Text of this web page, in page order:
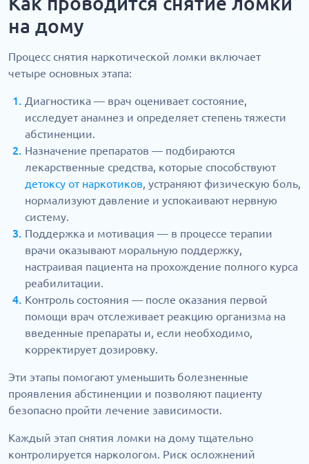
на дому
Процесс снятия наркотической ломки включает
четыре основных этапа:
Диагностика — врач оценивает состояние,
исследует анамнез и определяет степень тяжести
абстиненции.
Назначение препаратов — подбираются
лекарственные средства, которые способствуют
детоксу от наркотиков, устраняют физическую боль,
нормализуют давление и успокаивают нервную
систему.
Поддержка и мотивация — в процессе терапии
врачи оказывают моральную поддержку,
настраивая пациента на прохождение полного курса
реабилитации.
Контроль состояния — после оказания первой
помощи врач отслеживает реакцию организма на
введенные препараты и, если необходимо,
корректирует дозировку.
Эти этапы помогают уменьшить болезненные
проявления абстиненции и позволяют пациенту
безопасно пройти лечение зависимости.
Каждый этап снятия ломки на дому тщательно
контролируется наркологом. Риск осложнений